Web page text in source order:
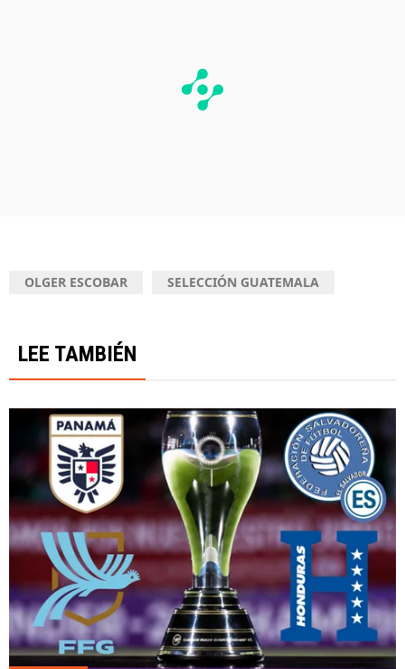
OLGER ESCOBAR SELECCIÓN GUATEMALA
LEE TAMBIÉN